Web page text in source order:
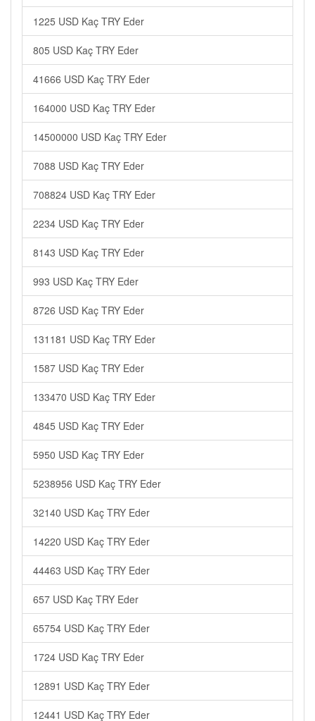
1225 USD Kaç TRY Eder
805 USD Kaç TRY Eder
41666 USD Kaç TRY Eder
164000 USD Kaç TRY Eder
14500000 USD Kaç TRY Eder
7088 USD Kaç TRY Eder
708824 USD Kaç TRY Eder
2234 USD Kaç TRY Eder
8143 USD Kaç TRY Eder
993 USD Kaç TRY Eder
8726 USD Kaç TRY Eder
131181 USD Kaç TRY Eder
1587 USD Kaç TRY Eder
133470 USD Kaç TRY Eder
4845 USD Kaç TRY Eder
5950 USD Kaç TRY Eder
5238956 USD Kaç TRY Eder
32140 USD Kaç TRY Eder
14220 USD Kaç TRY Eder
44463 USD Kaç TRY Eder
657 USD Kaç TRY Eder
65754 USD Kaç TRY Eder
1724 USD Kaç TRY Eder
12891 USD Kaç TRY Eder
12441 USD Kaç TRY Eder